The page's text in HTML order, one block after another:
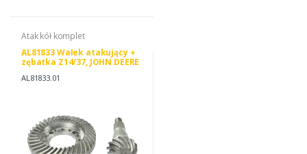
Atak kół komplet
AL81833 Wałek atakujący +
zębatka Z14/37, JOHN DEERE
04415004
AL81833.01